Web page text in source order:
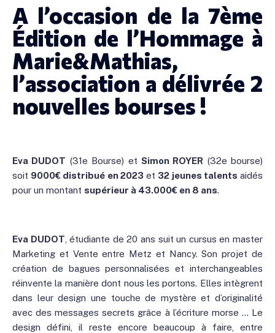
A l’occasion de la 7ème
Édition de l’Hommage à
Marie&Mathias,
l’association a délivrée 2
nouvelles bourses !
Eva DUDOT (31e Bourse) et Simon ROYER (32e bourse)
soit 9000€ distribué en 2023 et 32 jeunes talents aidés
pour un montant supérieur à 43.000€ en 8 ans.
Eva DUDOT , étudiante de 20 ans suit un cursus en master
Marketing et Vente entre Metz et Nancy. Son projet de
création de bagues personnalisées et interchangeables
réinvente la manière dont nous les portons. Elles intègrent
dans leur design une touche de mystère et d’originalité
avec des messages secrets grâce à l’écriture morse … Le
design défini, il reste encore beaucoup à faire, entre